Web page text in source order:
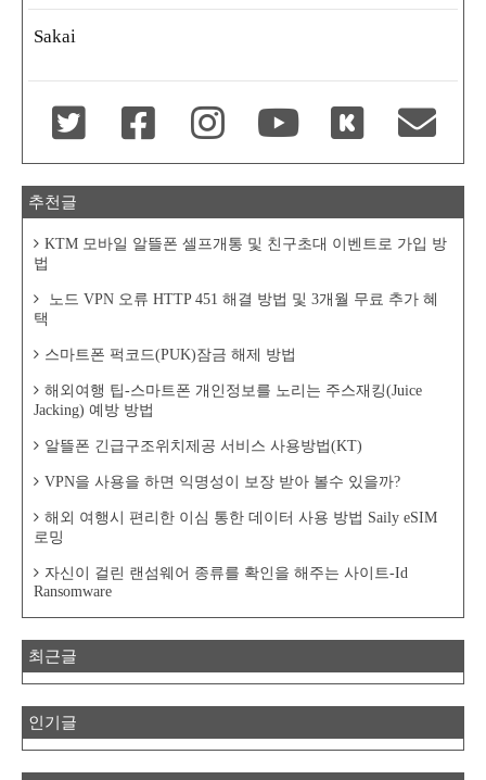
Sakai
추천글
KTM 모바일 알뜰폰 셀프개통 및 친구초대 이벤트로 가입 방
법
노드 VPN 오류 HTTP 451 해결 방법 및 3개월 무료 추가 혜
택
스마트폰 퍽코드(PUK)잠금 해제 방법
해외여행 팁-스마트폰 개인정보를 노리는 주스재킹(Juice
Jacking) 예방 방법
알뜰폰 긴급구조위치제공 서비스 사용방법(KT)
VPN을 사용을 하면 익명성이 보장 받아 볼수 있을까?
해외 여행시 편리한 이심 통한 데이터 사용 방법 Saily eSIM
로밍
자신이 걸린 랜섬웨어 종류를 확인을 해주는 사이트-Id
Ransomware
최근글
인기글